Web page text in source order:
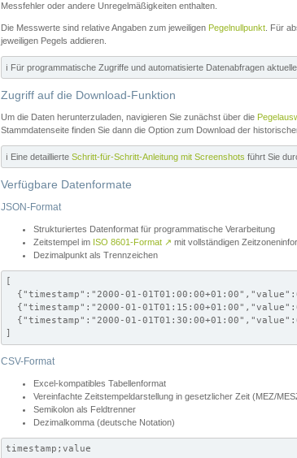
Messfehler oder andere Unregelmäßigkeiten enthalten.
Die Messwerte sind relative Angaben zum jeweiligen Pegelnullpunkt . Für
jeweiligen Pegels addieren.
ℹ️ Für programmatische Zugriffe und automatisierte Datenabfragen
Zugriff auf die Download-Funktion
Um die Daten herunterzuladen, navigieren Sie zunächst über die
Stammdatenseite finden Sie dann die Option zum Download der
ℹ️ Eine detaillierte Schritt-für-Schritt-Anleitung mit Screenshots führt Sie
Verfügbare Datenformate
JSON-Format
Strukturiertes Datenformat für programmatische Verarbeitung
Zeitstempel im ISO 8601-Format ↗ mit vollständigen
Dezimalpunkt als Trennzeichen
[
{"timestamp":"2000-01-
{"timestamp":"2000-01-
{"timestamp":"2000-01-
]
CSV-Format
Excel-kompatibles Tabellenformat
Vereinfachte Zeitstempeldarstellung in gesetzlicher Zeit (MEZ/
Semikolon als Feldtrenner
Dezimalkomma (deutsche Notation)
timestamp;value